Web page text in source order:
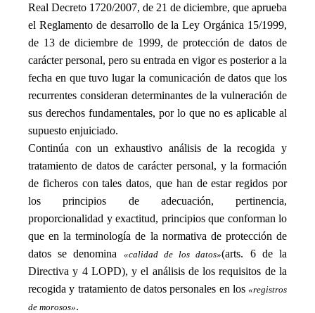
Real Decreto 1720/2007, de 21 de diciembre, que aprueba
el Reglamento de desarrollo de la Ley Orgánica 15/1999,
de 13 de diciembre de 1999, de protección de datos de
carácter personal, pero su entrada en vigor es posterior a la
fecha en que tuvo lugar la comunicación de datos que los
recurrentes consideran determinantes de la vulneración de
sus derechos fundamentales, por lo que no es aplicable al
supuesto enjuiciado.
Continúa con un exhaustivo análisis de la recogida y
tratamiento de datos de carácter personal, y la formación
de ficheros con tales datos, que han de estar regidos por
los principios de adecuación, pertinencia,
proporcionalidad y exactitud, principios que conforman lo
que en la terminología de la normativa de protección de
datos se denomina «calidad de los datos»(arts. 6 de la
Directiva y 4 LOPD), y el análisis de los requisitos de la
recogida y tratamiento de datos personales en los «registros
de morosos».